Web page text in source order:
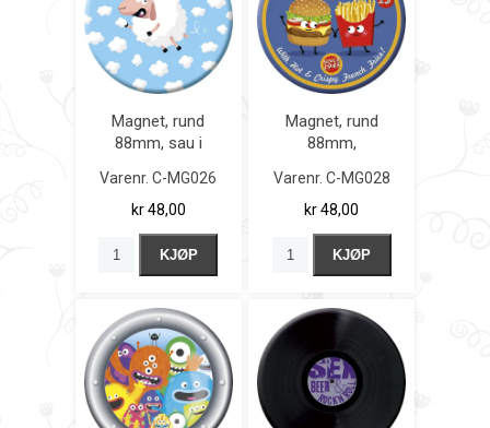
Magnet, rund
88mm, sau i
Varenr. C-MG026
kr 48,00
KJØP
Magnet, rund
88mm,
Varenr. C-MG028
kr 48,00
KJØP